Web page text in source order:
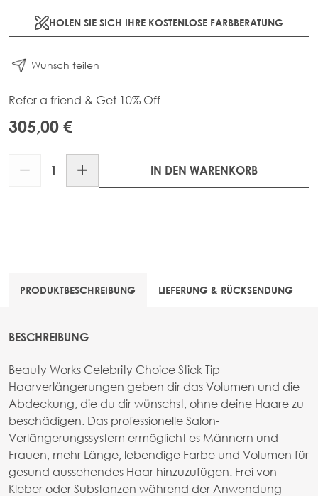
Lösung für alle, die keine Chemikalien in ihrem natürlichen
Haar verwenden möchten. Das System hält bis zu 12
HOLEN SIE SICH IHRE KOSTENLOSE FARBBERATUNG
Wunsch teilen
Refer a friend & Get 10% Off
305,00 €
IN DEN WARENKORB
PRODUKTBESCHREIBUNG LIEFERUNG & RÜCKSENDUNG
BESCHREIBUNG
Beauty Works Celebrity Choice Stick Tip
Haarverlängerungen geben dir das Volumen und die
Abdeckung, die du dir wünschst, ohne deine Haare zu
beschädigen. Das professionelle Salon-
Verlängerungssystem ermöglicht es Männern und
Frauen, mehr Länge, lebendige Farbe und Volumen für
gesund aussehendes Haar hinzuzufügen. Frei von
Kleber oder Substanzen während der Anwendung